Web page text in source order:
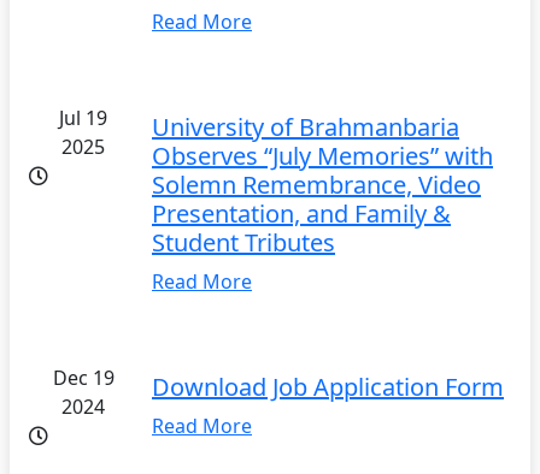
Read More
Jul 19
2025
University of Brahmanbaria
Observes “July Memories” with
Solemn Remembrance, Video
Presentation, and Family &
Student Tributes
Read More
Dec 19
2024
Download Job Application Form
Read More